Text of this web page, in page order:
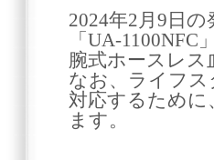
2024年2月9日
「UA-
腕式ホースレス
なお、ライフ
対応するため
ます。